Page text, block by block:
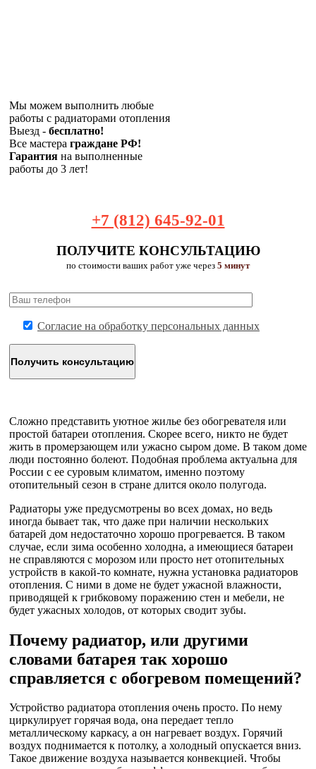
Мы можем выполнить любые
работы с радиаторами отопления
Выезд - бесплатно!
Все мастера граждане РФ!
Гарантия на выполненные
работы до 3 лет!
+7 (812) 645-92-01
ПОЛУЧИТЕ КОНСУЛЬТАЦИЮ
по стоимости ваших работ уже через 5 минут
Согласие на обработку персональных данных
Сложно представить уютное жилье без обогревателя или
простой батареи отопления. Скорее всего, никто не будет
жить в промерзающем или ужасно сыром доме. В таком доме
люди постоянно болеют. Подобная проблема актуальна для
России с ее суровым климатом, именно поэтому
отопительный сезон в стране длится около полугода.
Радиаторы уже предусмотрены во всех домах, но ведь
иногда бывает так, что даже при наличии нескольких
батарей дом недостаточно хорошо прогревается. В таком
случае, если зима особенно холодна, а имеющиеся батареи
не справляются с морозом или просто нет отопительных
устройств в какой-то комнате, нужна установка радиаторов
отопления. С ними в доме не будет ужасной влажности,
приводящей к грибковому поражению стен и мебели, не
будет ужасных холодов, от которых сводит зубы.
Почему радиатор, или другими
словами батарея так хорошо
справляется с обогревом помещений?
Устройство радиатора отопления очень просто. По нему
циркулирует горячая вода, она передает тепло
металлическому каркасу, а он нагревает воздух. Горячий
воздух поднимается к потолку, а холодный опускается вниз.
Такое движение воздуха называется конвекцией. Чтобы